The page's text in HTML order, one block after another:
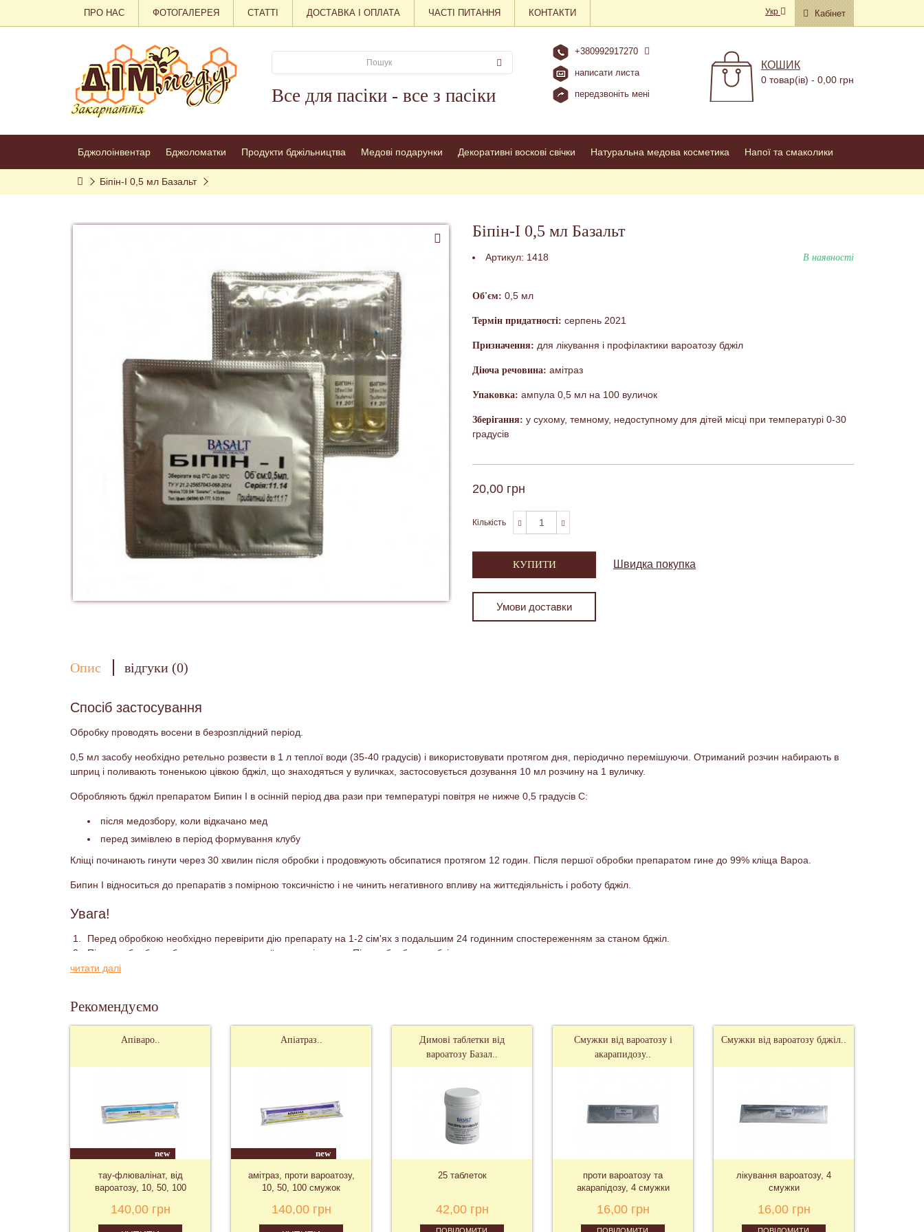
ПРО НАС ФОТОГАЛЕРЕЯ СТАТТІ ДОСТАВКА І ОПЛАТА ЧАСТІ ПИТАННЯ КОНТАКТИ Кабінет
Укр
Все для пасіки - все з пасіки
+380992917270
написати листа
передзвоніть мені
КОШИК
0 товар(ів) - 0,00 грн
Бджолоінвентар Бджоломатки Продукти бджільництва Медові подарунки Декоративні воскові свічки Натуральна медова косметика Напої та смаколики
Біпін-І 0,5 мл Базальт
Біпін-І 0,5 мл Базальт
Артикул: 1418 В наявності
Об'єм: 0,5 мл
Термін придатності: серпень 2021
Призначення: для лікування і профілактики вароатозу бджіл
Діюча речовина: амітраз
Упаковка: ампула 0,5 мл на 100 вуличок
Зберігання: у сухому, темному, недоступному для дітей місці при температурі 0-30
градусів
20,00 грн
Кількість
КУПИТИ Швидка покупка
Умови доставки
Опис відгуки (0)
Спосіб застосування
Обробку проводять восени в безрозплідний період.
0,5 мл засобу необхідно ретельно розвести в 1 л теплої води (35-40 градусів) і використовувати протягом дня, періодично перемішуючи. Отриманий розчин набирають в
шприц і поливають тоненькою цівкою бджіл, що знаходяться у вуличках, застосовується дозування 10 мл розчину на 1 вуличку.
Обробляють бджіл препаратом Бипин I в осінній період два рази при температурі повітря не нижче 0,5 градусів С:
після медозбору, коли відкачано мед
перед зимівлею в період формування клубу
Кліщі починають гинути через 30 хвилин після обробки і продовжують обсипатися протягом 12 годин. Після першої обробки препаратом гине до 99% кліща Вароа.
Бипин I відноситься до препаратів з помірною токсичністю і не чинить негативного впливу на життєдіяльність і роботу бджіл.
Увага!
Перед обробкою необхідно перевірити дію препарату на 1-2 сім'ях з подальшим 24 годинним спостереженням за станом бджіл.
Під час обробки забороняється вживати їжу, воду і курити. Після обробки необхідно ретельно вимити руки.
Необхідно дотримуватися дозування, надлишок препарату небезпечний для бджіл.
читати далі
Рекомендуємо
Апіваро..
new
тау-флювалінат, від
вароатозу, 10, 50, 100
140,00 грн
Апіатраз..
new
амітраз, проти вароатозу,
10, 50, 100 смужок
140,00 грн
Димові таблетки від
вароатозу Базал..
25 таблеток
42,00 грн
Смужки від вароатозу і
акарапидозу..
проти вароатозу та
акарапідозу, 4 смужки
16,00 грн
Смужки від вароатозу бджіл..
лікування вароатозу, 4
смужки
16,00 грн